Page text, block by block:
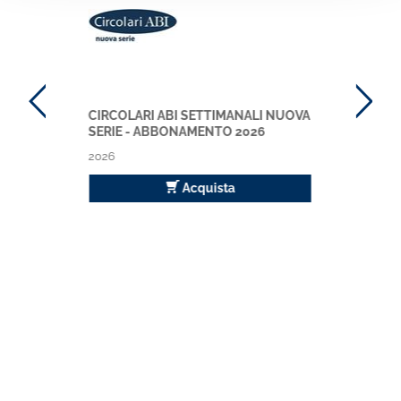
CIRCOLARI ABI SETTIMANALI NUOVA
SERIE - ABBONAMENTO 2026
2026
Acquista